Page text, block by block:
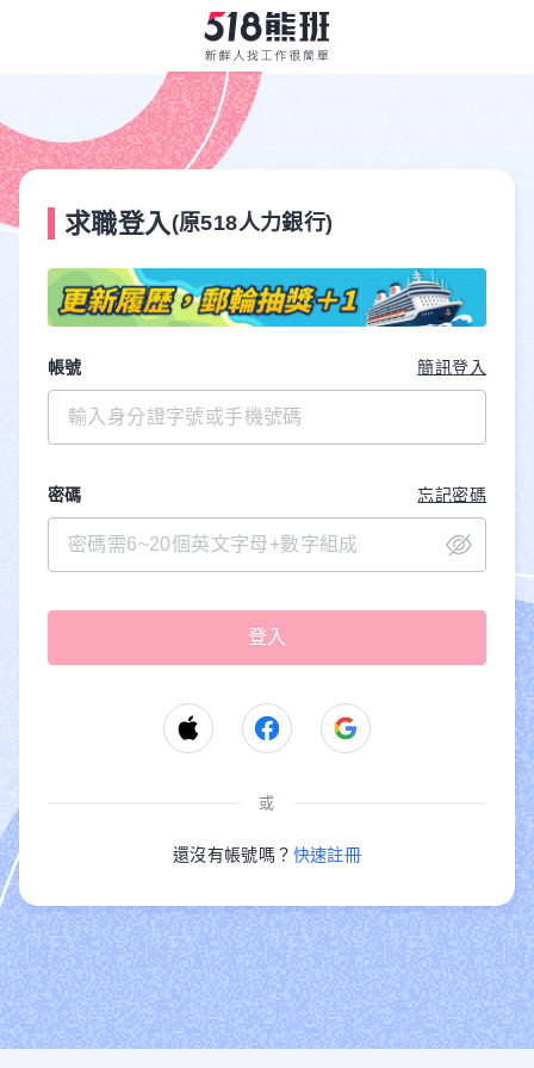
求職登入 (原518人力銀行)
帳號 簡訊登入
密碼 忘記密碼
或
還沒有帳號嗎？ 快速註冊